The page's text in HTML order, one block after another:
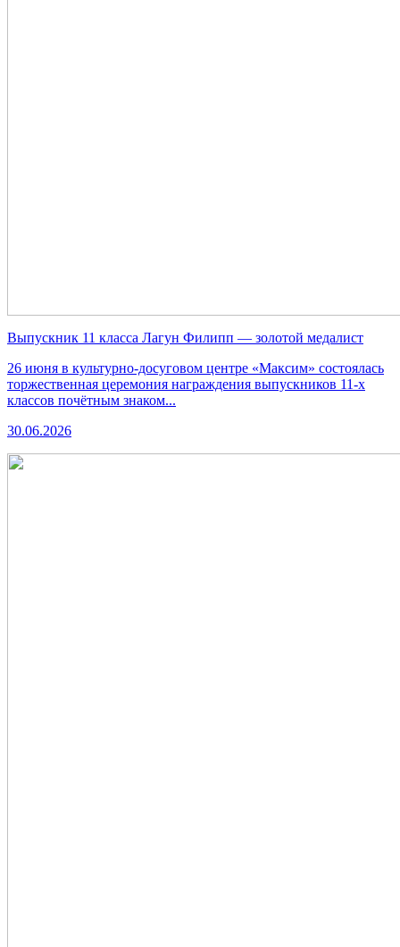
Выпускник 11 класса Лагун Филипп — золотой медалист
26 июня в культурно-досуговом центре «Максим» состоялась
торжественная церемония награждения выпускников 11-х
классов почётным знаком...
30.06.2026